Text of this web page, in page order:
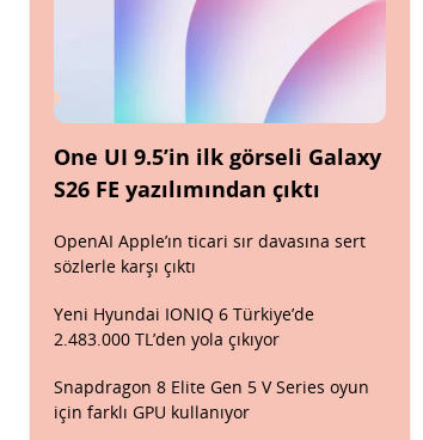
One UI 9.5’in ilk görseli Galaxy
S26 FE yazılımından çıktı
OpenAI Apple’ın ticari sır davasına sert
sözlerle karşı çıktı
Yeni Hyundai IONIQ 6 Türkiye’de
2.483.000 TL’den yola çıkıyor
Snapdragon 8 Elite Gen 5 V Series oyun
için farklı GPU kullanıyor